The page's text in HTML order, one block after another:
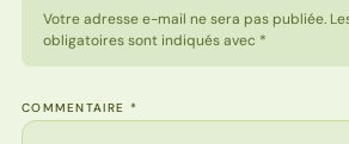
Votre adresse e-mail ne sera pas publiée.
obligatoires sont indiqués avec *
COMMENTAIRE *